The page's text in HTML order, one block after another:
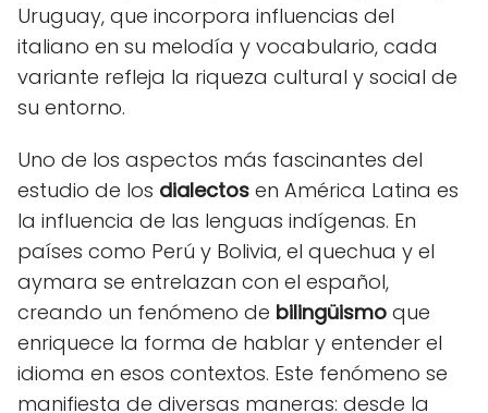
Uruguay, que incorpora influencias del
italiano en su melodía y vocabulario, cada
variante refleja la riqueza cultural y social de
su entorno.
Uno de los aspectos más fascinantes del
estudio de los dialectos en América Latina es
la influencia de las lenguas indígenas. En
países como Perú y Bolivia, el quechua y el
aymara se entrelazan con el español,
creando un fenómeno de bilingüismo que
enriquece la forma de hablar y entender el
idioma en esos contextos. Este fenómeno se
manifiesta de diversas maneras: desde la